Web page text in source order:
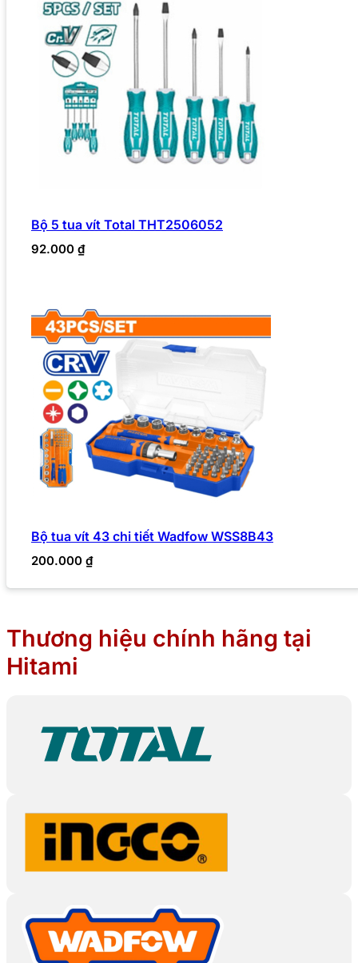
Bộ 5 tua vít Total THT2506052
92.000 ₫
Bộ tua vít 43 chi tiết Wadfow WSS8B43
200.000 ₫
Thương hiệu chính hãng tại
Hitami